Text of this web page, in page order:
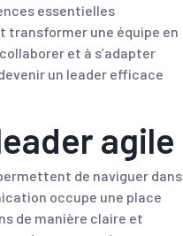
essentielles
transformer une équipe en
et à s’adapter
un leader efficace
agile
de naviguer dans
occupe une place
de manière claire et